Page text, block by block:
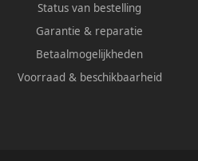
Status van bestelling
Garantie & reparatie
Betaalmogelijkheden
Voorraad & beschikbaarheid